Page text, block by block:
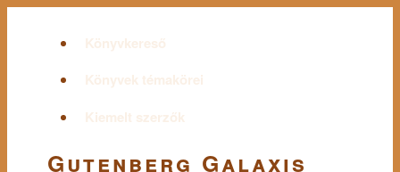
Könyvkereső
Könyvek témakörei
Kiemelt szerzők
Gutenberg Galaxis